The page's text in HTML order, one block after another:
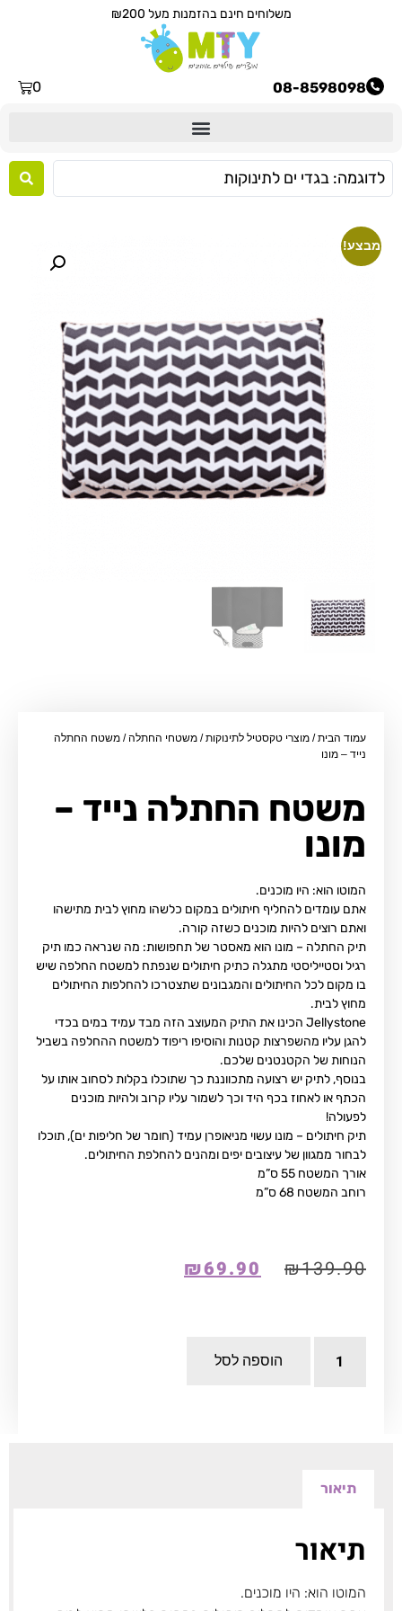
משלוחים חינם בהזמנות מעל ₪200
08-8598098
0
מבצע!
עמוד הבית/ מוצרי טקסטיל לתינוקות/ משטחי החתלה/ משטח החתלה
נייד – מונו
משטח החתלה נייד –
מונו
המוטו הוא: היו מוכנים.
אתם עומדים להחליף חיתולים במקום כלשהו מחוץ לבית מתישהו
ואתם רוצים להיות מוכנים כשזה קורה.
תיק החתלה – מונו הוא מאסטר של תחפושות: מה שנראה כמו תיק
רגיל וסטייליסטי מתגלה כתיק חיתולים שנפתח למשטח החלפה שיש
בו מקום לכל החיתולים והמגבונים שתצטרכו להחלפות החיתולים
מחוץ לבית.
Jellystone הכינו את התיק המעוצב הזה מבד עמיד במים בכדי
להגן עליו מהשפרצות קטנות והוסיפו ריפוד למשטח ההחלפה בשביל
הנוחות של הקטנטנים שלכם.
בנוסף, לתיק יש רצועה מתכווננת כך שתוכלו בקלות לסחוב אותו על
הכתף או לאחוז בכף היד וכך לשמור עליו קרוב ולהיות מוכנים
לפעולה!
תיק חיתולים – מונו עשוי מניאופרן עמיד (חומר של חליפות ים), תוכלו
לבחור ממגוון של עיצובים יפים ומהנים להחלפת החיתולים.
אורך המשטח 55 ס”מ
רוחב המשטח 68 ס”מ
₪139.90
₪69.90
הוספה לסל
תיאור
תיאור
המוטו הוא: היו מוכנים.